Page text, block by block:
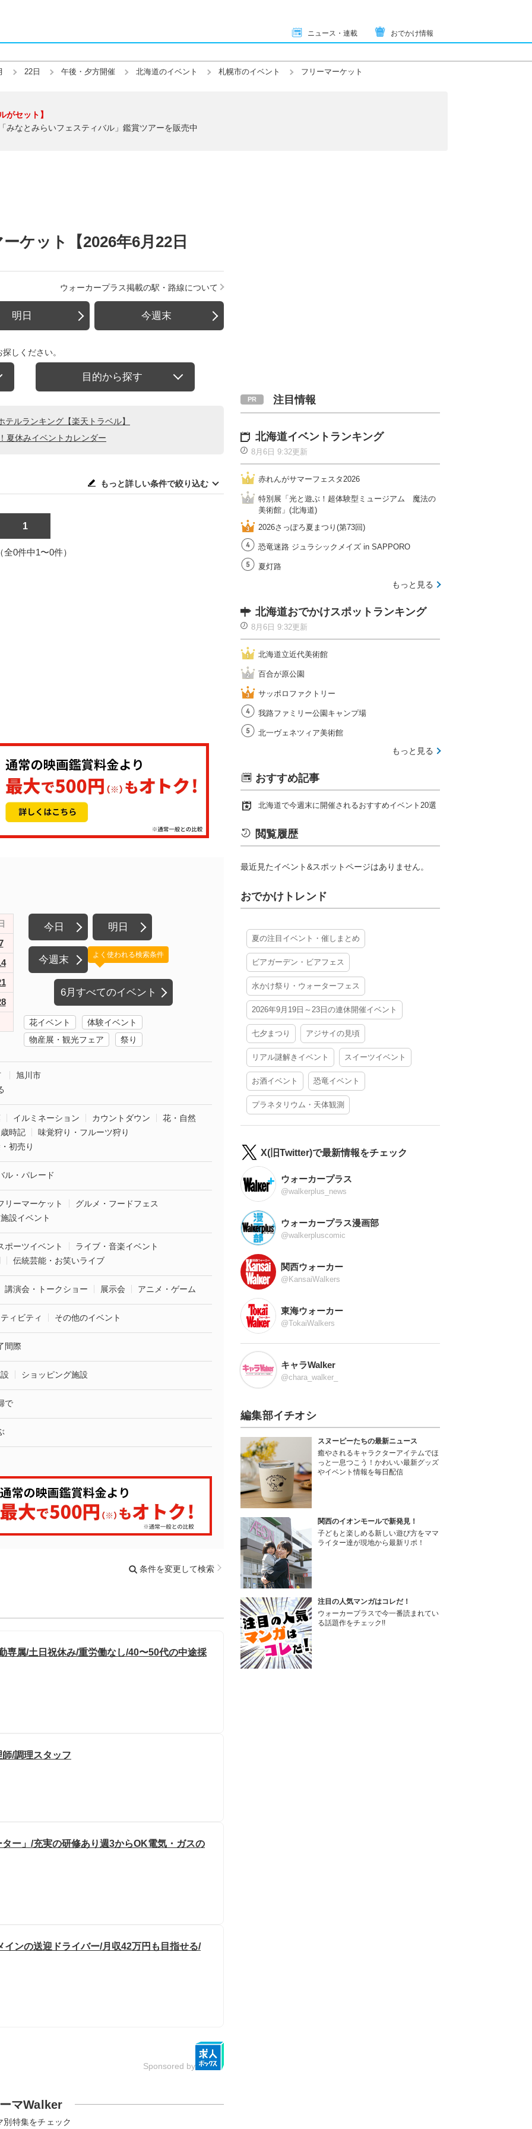
ニュース・連載 おでかけ情報
22日 午後・夕方開催 北海道のイベント 札幌市のイベント フリーマーケット
がセット】
みなとみらいフェスティバル」鑑賞ツアーを販売中
ケット【2026年6月22日
ウォーカープラス掲載の駅・路線について
明日 今週末
しください。
目的から探す
ルランキング【楽天トラベル】
夏休みイベントカレンダー
もっと詳しい条件で絞り込む
1
全0件中1〜0件）
今日 明日
今週末
6月すべてのイベント
よく使われる検索条件
花イベント
体験イベント
物産展・観光フェア
祭り
旭川市
イルミネーション カウントダウン
花・自然
時記
味覚狩り・フルーツ狩り
初売り
ル・パレード
リーマーケット
グルメ・フードフェス
設イベント
ポーツイベント
ライブ・音楽イベント
伝統芸能・お笑いライブ
講演会・トークショー 展示会 アニメ・ゲーム
ィビティ その他のイベント
間際
ショッピング施設
で
条件を変更して検索
専属/土日祝休み/重労働なし/40〜50代の中途採
/調理スタッフ
ー」/充実の研修あり週3からOK電気・ガスの
ンの送迎ドライバー/月収42万円も目指せる/
Sponsored by
マWalker
別特集をチェック
注目情報
北海道イベントランキング
8月6日 9:32更新
赤れんがサマーフェスタ2026
特別展「光と遊ぶ！超体験型ミュージアム 魔法の
美術館」(北海道)
2026さっぽろ夏まつり(第73回)
恐竜迷路 ジュラシックメイズ in SAPPORO
夏灯路
もっと見る
北海道おでかけスポットランキング
8月6日 9:32更新
北海道立近代美術館
百合が原公園
サッポロファクトリー
我路ファミリー公園キャンプ場
北一ヴェネツィア美術館
もっと見る
おすすめ記事
北海道で今週末に開催されるおすすめイベント20選
閲覧履歴
最近見たイベント&スポットページはありません。
おでかけトレンド
夏の注目イベント・催しまとめ
ビアガーデン・ビアフェス
水かけ祭り・ウォーターフェス
2026年9月19日～23日の連休開催イベント
七夕まつり アジサイの見頃
リアル謎解きイベント スイーツイベント
お酒イベント 恐竜イベント
プラネタリウム・天体観測
X(旧Twitter)で最新情報をチェック
ウォーカープラス
@walkerplus_news
ウォーカープラス漫画部
@walkerpluscomic
関西ウォーカー
@KansaiWalkers
東海ウォーカー
@TokaiWalkers
キャラWalker
@chara_walker_
編集部イチオシ
スヌーピーたちの最新ニュース
癒やされるキャラクターアイテムでほ
っと一息つこう！かわいい最新グッズ
やイベント情報を毎日配信
関西のイオンモールで新発見！
子どもと楽しめる新しい遊び方をママ
ライター達が現地から最新リポ！
注目の人気マンガはコレだ！
ウォーカープラスで今一番読まれてい
る話題作をチェック!!